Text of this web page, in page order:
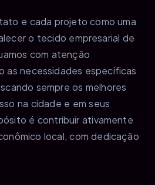
e cada projeto como uma
o tecido empresarial de
com atenção
as necessidades específicas
sempre os melhores
na cidade e em seus
é contribuir ativamente
local, com dedicação